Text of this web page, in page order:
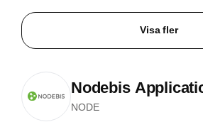
Visa fler
Nodebis
NODE